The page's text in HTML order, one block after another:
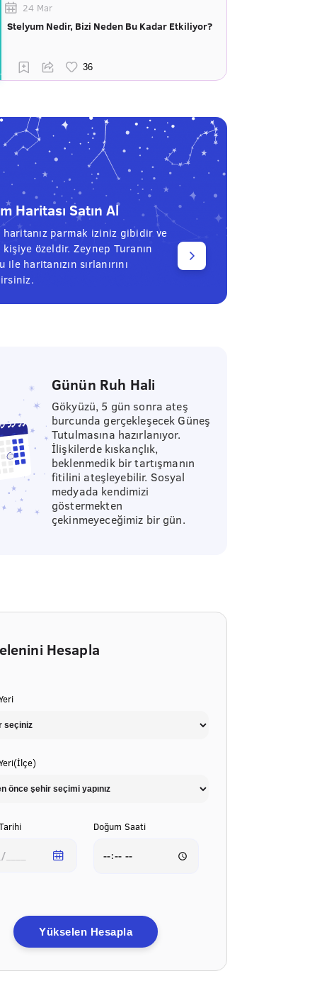
24 Mar
Stelyum Nedir, Bizi Neden Bu Kadar Etkiliyor?
Haritası Satın Al
haritanız parmak iziniz gibidir ve
kişiye özeldir. Zeynep Turanın
ile haritanızın sırlanırını
Günün Ruh Hali
Gökyüzü, 5 gün sonra ateş
burcunda gerçekleşecek Güneş
Tutulmasına hazırlanıyor.
İlişkilerde kıskançlık,
beklenmedik bir tartışmanın
fitilini ateşleyebilir. Sosyal
medyada kendimizi
göstermekten
çekinmeyeceğimiz bir gün.
Hesapla
Doğum Saati
Yükselen Hesapla